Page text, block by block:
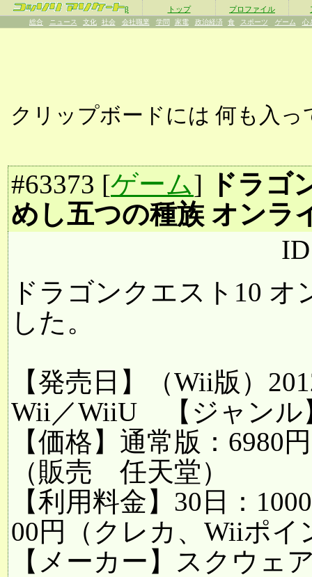
β トップ プロファイル
総合 ニュース 文化 社会 会社職業 学問 家電 政治経済 食 スポーツ ゲーム 心
クリップボードには 何も入っ
#63373 [ゲーム]
ドラゴ
めし五つの種族 オンラ
ドラゴンクエスト10
した。
【発売日】（Wii版）
Wii／WiiU 【ジャンル
【価格】通常版：
（販売 任天堂）
【利用料金】30日：
00円（クレカ、Wiiポイ
【メーカー】スクウェ